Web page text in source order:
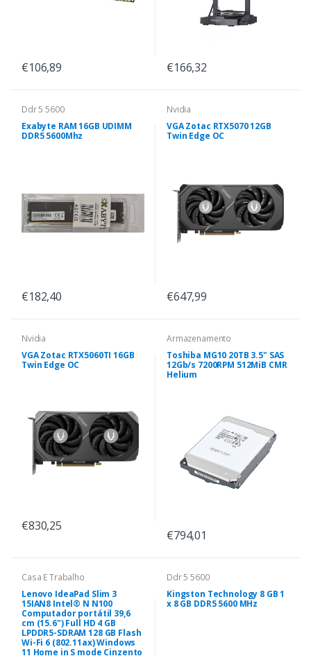
€106,89 €166,32
Ddr 5 5600
Exabyte RAM 16GB UDIMM
DDR5 5600Mhz
€182,40
Nvidia
VGA Zotac RTX5070 12GB
Twin Edge OC
€647,99
Nvidia
VGA Zotac RTX5060TI 16GB
Twin Edge OC
€830,25
Armazenamento
Toshiba MG10 20TB 3.5" SAS
12Gb/s 7200RPM 512MiB CMR
Helium
€794,01
Casa E Trabalho
Lenovo IdeaPad Slim 3
15IAN8 Intel® N N100
Computador portátil 39,6
cm (15.6") Full HD 4 GB
LPDDR5-SDRAM 128 GB Flash
Wi-Fi 6 (802.11ax) Windows
11 Home in S mode Cinzento
Ddr 5 5600
Kingston Technology 8 GB 1
x 8 GB DDR5 5600 MHz